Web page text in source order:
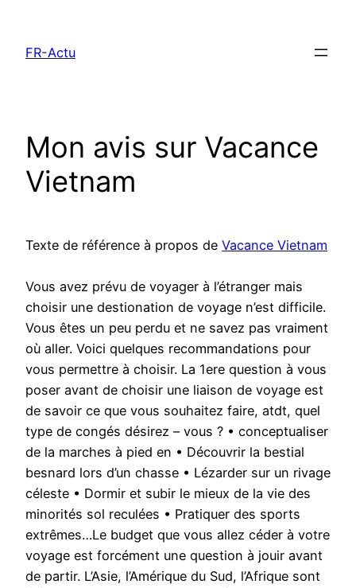
contenu
FR-Actu
Mon avis sur Vacance
Vietnam
Texte de référence à propos de Vacance Vietnam
Vous avez prévu de voyager à l’étranger mais
choisir une destionation de voyage n’est difficile.
Vous êtes un peu perdu et ne savez pas vraiment
où aller. Voici quelques recommandations pour
vous permettre à choisir. La 1ere question à vous
poser avant de choisir une liaison de voyage est
de savoir ce que vous souhaitez faire, atdt, quel
type de congés désirez – vous ? • conceptualiser
de la marches à pied en • Découvrir la bestial
besnard lors d’un chasse • Lézarder sur un rivage
céleste • Dormir et subir le mieux de la vie des
minorités sol reculées • Pratiquer des sports
extrêmes…Le budget que vous allez céder à votre
voyage est forcément une question à jouir avant
de partir. L’Asie, l’Amérique du Sud, l’Afrique sont